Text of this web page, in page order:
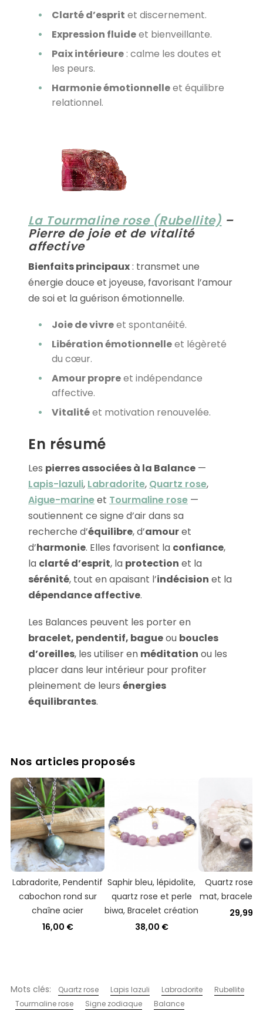
Clarté d’esprit et discernement.
Expression fluideet bienveillante.
Paix intérieure : calme les doutes et
les peurs.
Harmonie émotionnelleet équilibre
relationnel.
La Tourmaline rose (Rubellite) –
Pierre de joie et de vitalité
affective
Bienfaits principaux: transmet une
énergie douce et joyeuse, favorisant l’amour
de soi et la guérison émotionnelle.
Joie de vivreet spontanéité.
Libération émotionnelleet légèreté
du cœur.
Amour propreet indépendance
affective.
Vitalitéet motivation renouvelée.
En résumé
Les pierres associées à la Balance —
Lapis-lazuli, Labradorite, Quartz rose,
Aigue-marineet Tourmaline rose —
soutiennent ce signe d’air dans sa
recherche d’équilibre, d’amouret
d’harmonie. Elles favorisent la confiance,
la clarté d’esprit, la protection et la
sérénité, tout en apaisant l’indécision et la
dépendance affective.
Les Balances peuvent les porter en
bracelet, pendentif, bagueou boucles
d’oreilles, les utiliser en méditation ou les
placer dans leur intérieur pour profiter
pleinement de leurs énergies
équilibrantes.
Nos articles proposés
Labradorite, Pendentif
cabochon rond sur
chaîne acier
16,00 €
Saphir bleu, lépidolite,
quartz rose et perle
biwa, Bracelet création
38,00 €
Quartz rose
mat, bracelet
29,99 €
Mots clés: Quartz rose Lapis lazuli Labradorite
Rubellite
Tourmaline rose
Signe zodiaque Balance